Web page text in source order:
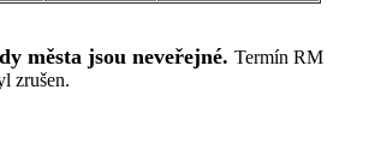
města jsou neveřejné. Termín RM
zrušen.